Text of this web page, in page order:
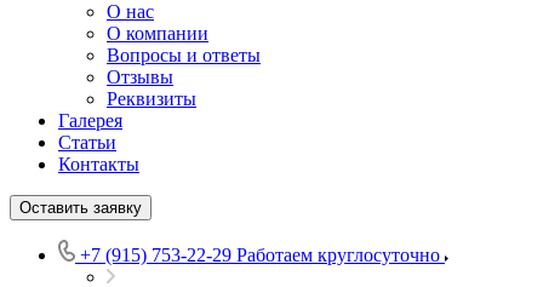
О нас
О компании
Вопросы и ответы
Отзывы
Реквизиты
Галерея
Статьи
Контакты
Оставить заявку
+7 (915) 753-22-29 Работаем круглосуточно